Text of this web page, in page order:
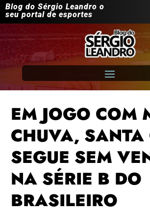
Blog do Sérgio Leandro o
seu portal de esportes
EM JOGO COM
CHUVA, SANTA
SEGUE SEM
NA SÉRIE B DO
BRASILEIRO